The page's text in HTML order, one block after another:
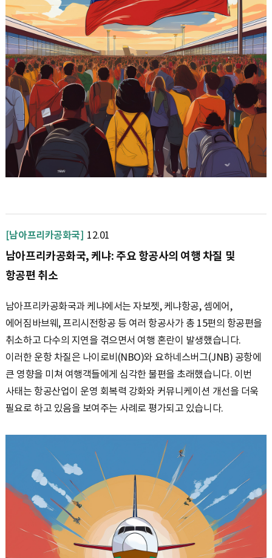
[남아프리카공화국] 12.01
남아프리카공화국, 케냐: 주요 항공사의 여행 차질 및
항공편 취소
남아프리카공화국과 케냐에서는 자보젯, 케냐항공, 셈에어,
에어짐바브웨, 프리시전항공 등 여러 항공사가 총 15편의 항공편을
취소하고 다수의 지연을 겪으면서 여행 혼란이 발생했습니다.
이러한 운항 차질은 나이로비(NBO)와 요하네스버그(JNB) 공항에
큰 영향을 미쳐 여행객들에게 심각한 불편을 초래했습니다. 이번
사태는 항공산업이 운영 회복력 강화와 커뮤니케이션 개선을 더욱
필요로 하고 있음을 보여주는 사례로 평가되고 있습니다.